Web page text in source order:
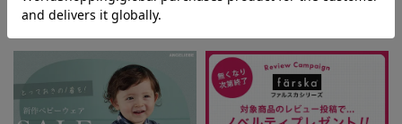
パジャマサマーセール全品5%OFF
夏休み応援クーポン MAX2,000円